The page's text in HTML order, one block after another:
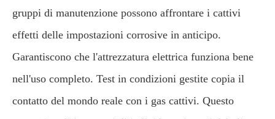
gruppi di manutenzione possono affrontare i cattivi
effetti delle impostazioni corrosive in anticipo.
Garantiscono che l'attrezzatura elettrica funziona bene
nell'uso completo. Test in condizioni gestite copia il
contatto del mondo reale con i gas cattivi. Questo